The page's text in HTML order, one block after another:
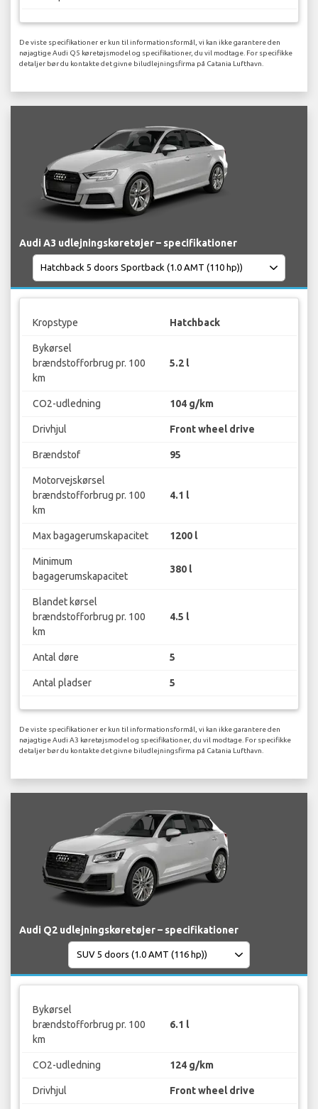
De viste specifikationer er kun til informationsformål, vi kan ikke garantere den
nøjagtige Audi Q5 køretøjsmodel og specifikationer, du vil modtage. For specifikke
detaljer bør du kontakte det givne biludlejningsfirma på Catania Lufthavn.
Audi A3 udlejningskøretøjer – specifikationer
Kropstype Hatchback
Bykørsel
brændstofforbrug pr. 100
km
5.2 l
CO2-udledning 104 g/km
Drivhjul Front wheel drive
Brændstof 95
Motorvejskørsel
brændstofforbrug pr. 100
km
4.1 l
Max bagagerumskapacitet 1200 l
Minimum
bagagerumskapacitet
380 l
Blandet kørsel
brændstofforbrug pr. 100
km
4.5 l
Antal døre 5
Antal pladser 5
De viste specifikationer er kun til informationsformål, vi kan ikke garantere den
nøjagtige Audi A3 køretøjsmodel og specifikationer, du vil modtage. For specifikke
detaljer bør du kontakte det givne biludlejningsfirma på Catania Lufthavn.
Audi Q2 udlejningskøretøjer – specifikationer
Bykørsel
brændstofforbrug pr. 100
km
6.1 l
CO2-udledning 124 g/km
Drivhjul Front wheel drive